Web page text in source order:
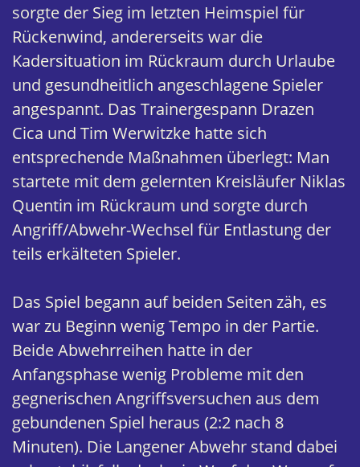
sorgte der Sieg im letzten Heimspiel für
Rückenwind, andererseits war die
Kadersituation im Rückraum durch Urlaube
und gesundheitlich angeschlagene Spieler
angespannt. Das Trainergespann Drazen
Cica und Tim Werwitzke hatte sich
entsprechende Maßnahmen überlegt: Man
startete mit dem gelernten Kreisläufer Niklas
Quentin im Rückraum und sorgte durch
Angriff/Abwehr-Wechsel für Entlastung der
teils erkälteten Spieler.
Das Spiel begann auf beiden Seiten zäh, es
war zu Beginn wenig Tempo in der Partie.
Beide Abwehrreihen hatte in der
Anfangsphase wenig Probleme mit den
gegnerischen Angriffsversuchen aus dem
gebundenen Spiel heraus (2:2 nach 8
Minuten). Die Langener Abwehr stand dabei